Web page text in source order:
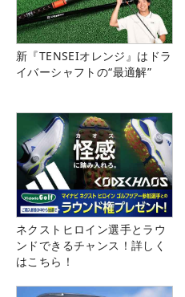
新『TENSEIオレンジ』はドラ
イバーシャフトの“最適解”
ネクストヒロイン選手とラウ
ンドできるチャンス！詳しく
はこちら！